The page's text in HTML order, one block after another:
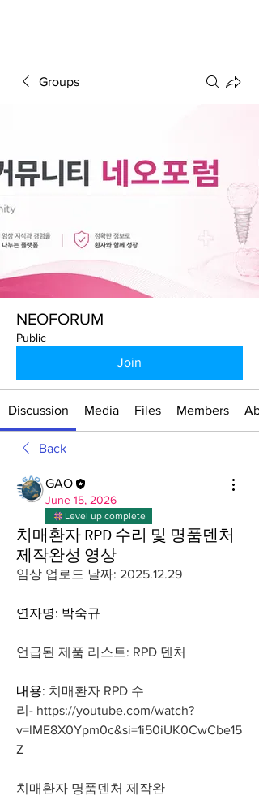
Groups
NEOFORUM
Public
Join
Discussion Media Files Members
Back
GAO
June 15, 2026
Level up complete
치매환자 RPD 수리 및 명품덴처
제작완성 영상
임상 업로드 날짜: 2025.12.29
연자명: 박숙규
언급된 제품 리스트: RPD 덴처
내용: 치매환자 RPD 수
리- https://youtube.com/watch?
v=lME8X0Ypm0c&si=1i50iUK0CwCbe15
Z
치매환자 명품덴처 제작완